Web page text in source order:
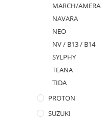
MARCH/AMERA
NAVARA
NEO
NV / B13 / B14
SYLPHY
TEANA
TIDA
PROTON
SUZUKI